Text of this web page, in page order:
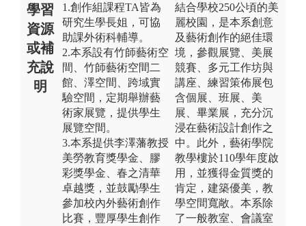
學習
資源
或補
充說
明
1.創作組課程TA皆為
研究生學長姐，可協
助課外術科輔導。
2.本系設有竹師藝術空
間、竹師藝術空間二
館、澤空間、跨域實
驗空間，定期舉辦藝
術家展覽，提供學生
展覽空間。
3.本系提供李澤藩教授
美勞教育獎學金、膠
彩獎學金、春之清華
卓越獎，並鼓勵學生
參加校內外藝術創作
比賽，豐厚學生創作
結合學校250公頃的美
麗校園，是本系創意
及藝術創作的絕佳環
境，參觀展覽、美展
競賽、多元工作坊與
講座、練習策佈展包
含個展、班展、美
展、畢業展，充分沉
浸在藝術設計創作之
中。此外，藝術學院
教學樓於110學年度啟
用，並獲得金質獎的
肯定，建築優美，教
學空間寬敞。本系除
了一般教室、會議室